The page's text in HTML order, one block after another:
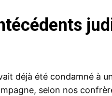
déjà été condamné à
selon nos